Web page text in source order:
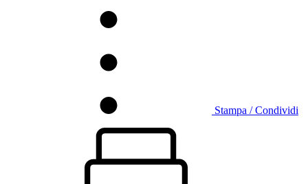
Stampa / Condividi